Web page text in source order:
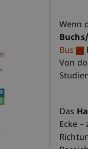
Wenn
Bus
Von
Das
Ecke